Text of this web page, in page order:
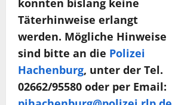
Täterhinweise erlangt
werden. Mögliche Hinweise
sind bitte an die Polizei
Hachenburg, unter der Tel.
02662/95580 oder per Email: